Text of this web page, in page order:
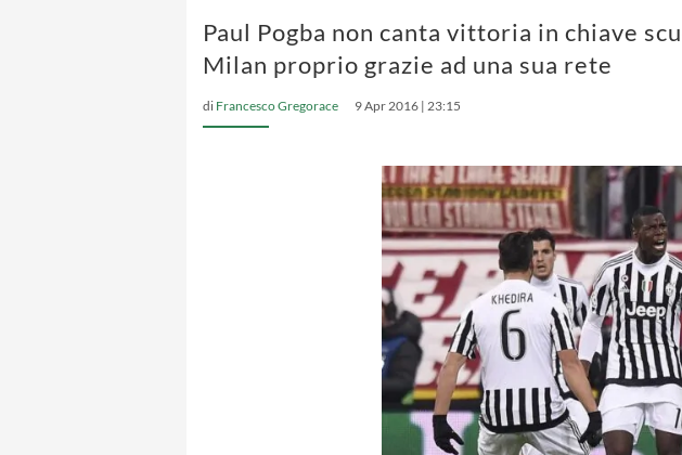
Paul Pogba non canta vittoria in chiave
Milan proprio grazie ad una sua rete
di Francesco Gregorace 9 Apr 2016 | 23:15